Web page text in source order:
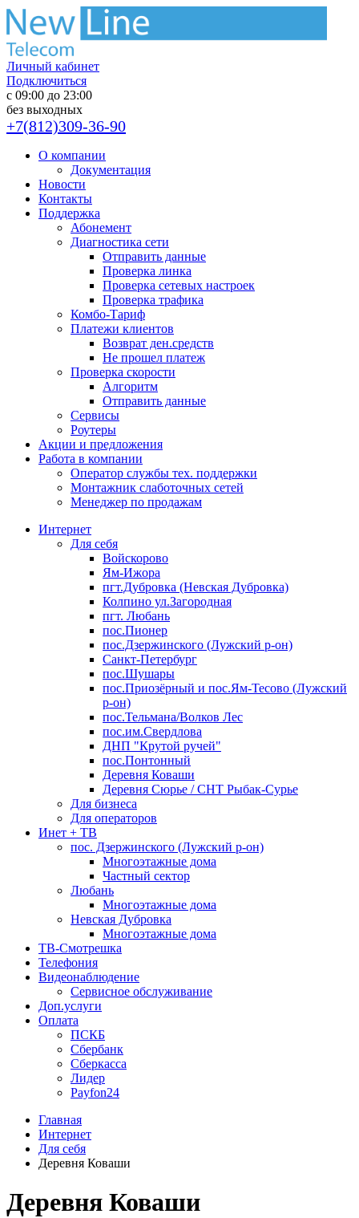
Личный кабинет
Подключиться
с 09:00 до 23:00
без выходных
+7(812)309-36-90
О компании
Документация
Новости
Контакты
Поддержка
Абонемент
Диагностика сети
Отправить данные
Проверка линка
Проверка сетевых настроек
Проверка трафика
Комбо-Тариф
Платежи клиентов
Возврат ден.средств
Не прошел платеж
Проверка скорости
Алгоритм
Отправить данные
Сервисы
Роутеры
Акции и предложения
Работа в компании
Оператор службы тех. поддержки
Монтажник слаботочных сетей
Менеджер по продажам
Интернет
Для себя
Войскорово
Ям-Ижора
пгт.Дубровка (Невская Дубровка)
Колпино ул.Загородная
пгт. Любань
пос.Пионер
пос.Дзержинского (Лужский р-он)
Санкт-Петербург
пос.Шушары
пос.Приозёрный и пос.Ям-Тесово (Лужский
р-он)
пос.Тельмана/Волков Лес
пос.им.Свердлова
ДНП "Крутой ручей"
пос.Понтонный
Деревня Коваши
Деревня Сюрье / СНТ Рыбак-Сурье
Для бизнеса
Для операторов
Инет + ТВ
пос. Дзержинского (Лужский р-он)
Многоэтажные дома
Частный сектор
Любань
Многоэтажные дома
Невская Дубровка
Многоэтажные дома
ТВ-Смотрешка
Телефония
Видеонаблюдение
Сервисное обслуживание
Доп.услуги
Оплата
ПСКБ
Сбербанк
Сберкасса
Лидер
Payfon24
Главная
Интернет
Для себя
Деревня Коваши
Деревня Коваши